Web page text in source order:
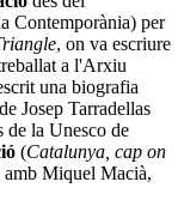
Contemporània) per
, on va escriure
a l'Arxiu
una biografia
Josep Tarradellas
la Unesco de
(Catalunya, cap on
amb Miquel Macià,